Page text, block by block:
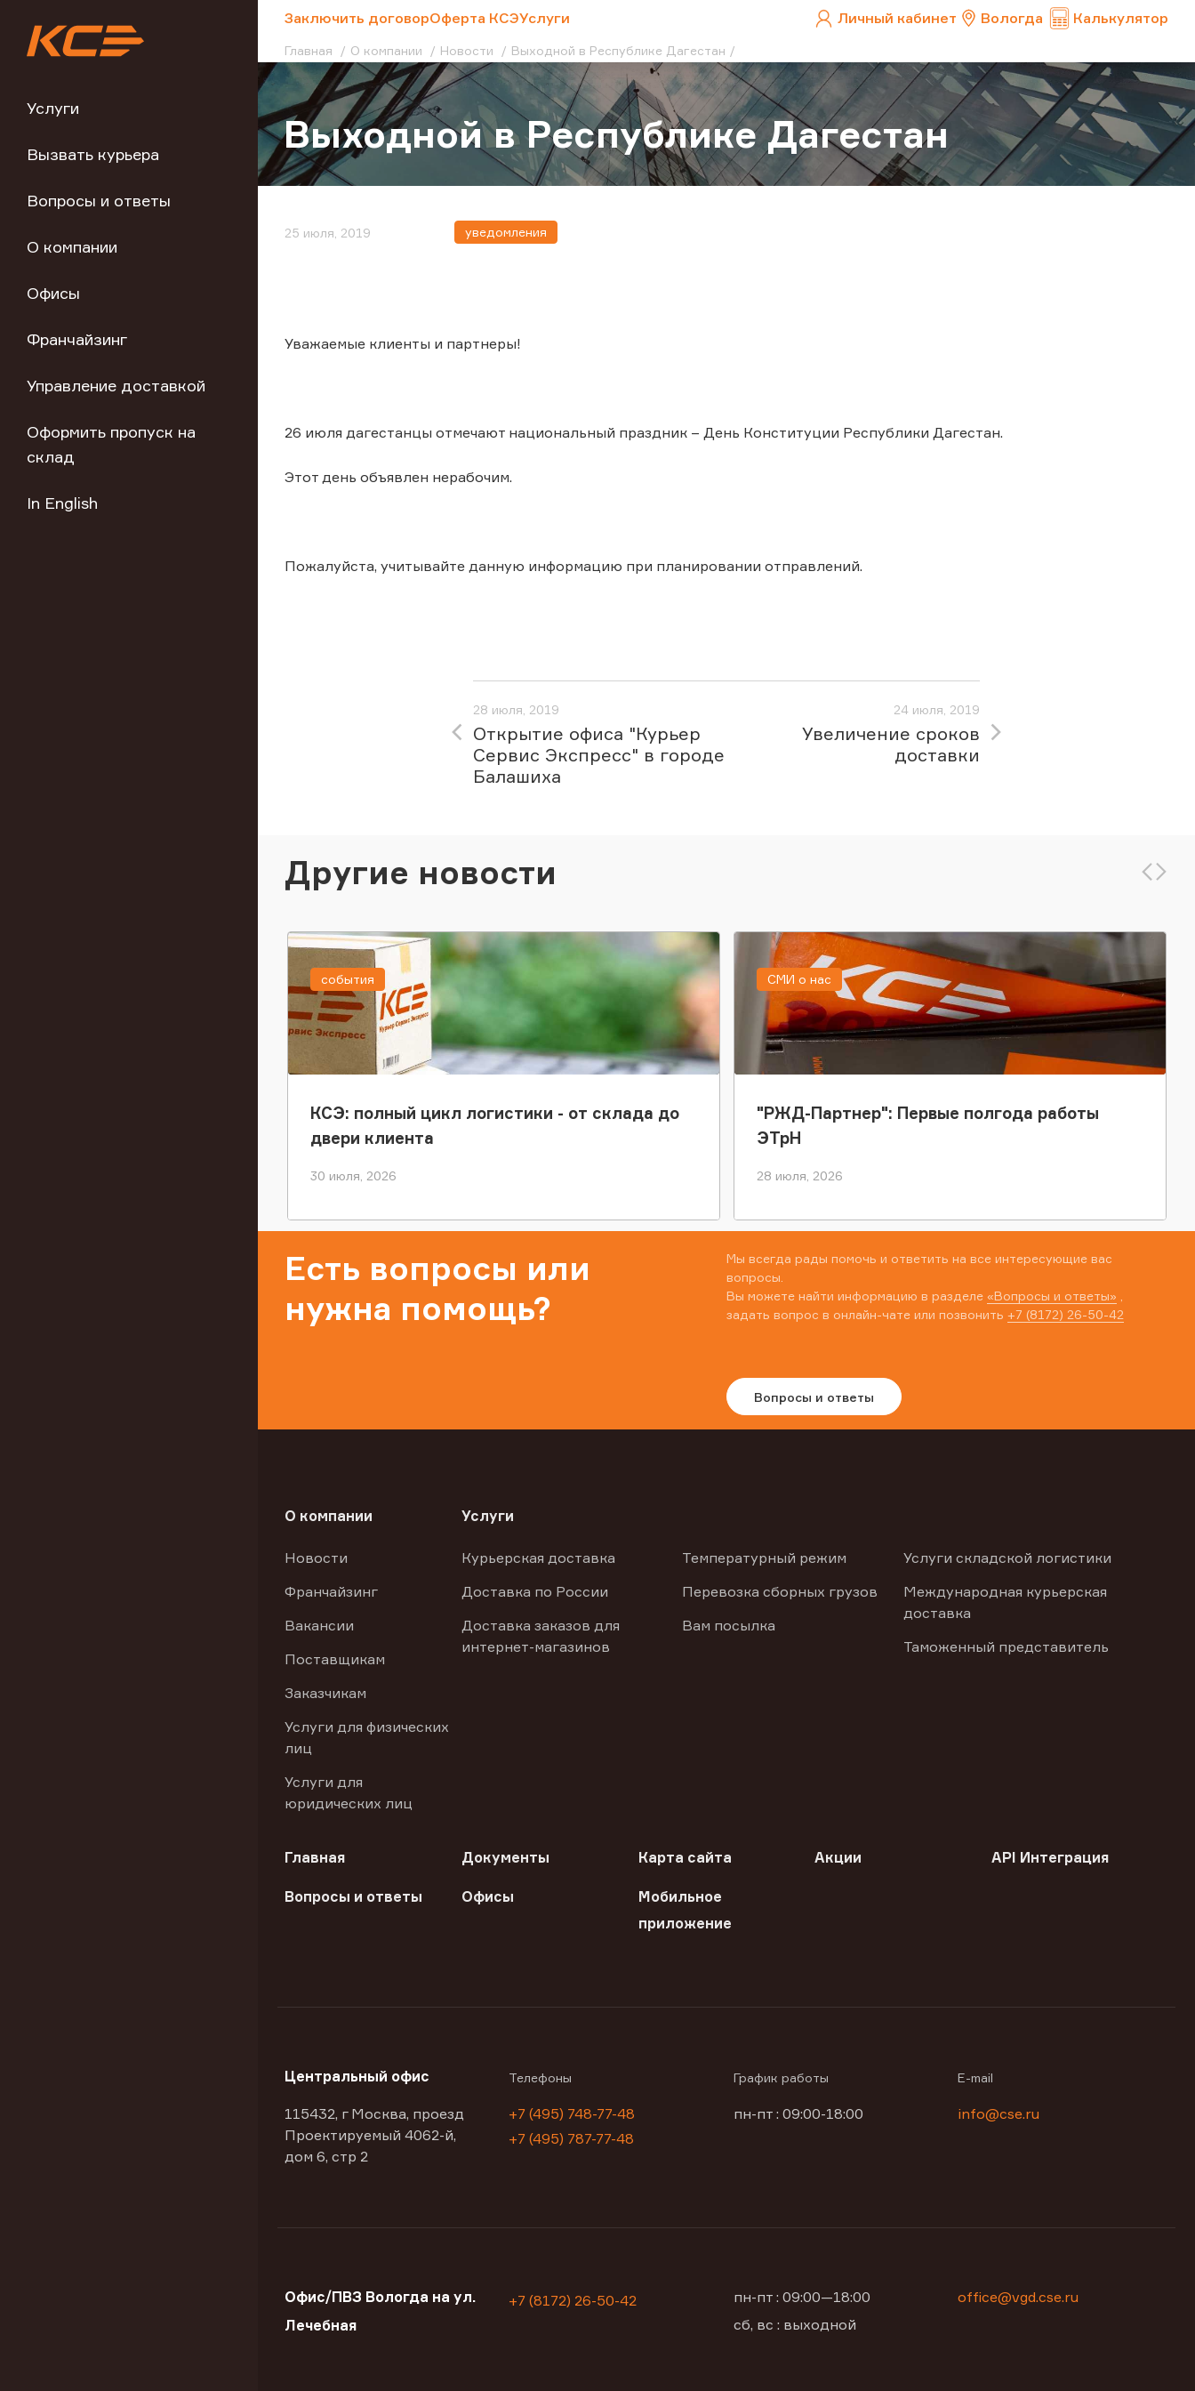
Услуги
Вызвать курьера
Вопросы и ответы
О компании
Офисы
Франчайзинг
Управление доставкой
Оформить пропуск на
склад
In English
Заключить договорОферта КСЭУслуги Личный кабинет Вологда Калькулятор
Главная О компании Новости Выходной в Республике Дагестан
Выходной в Республике Дагестан
25 июля, 2019 уведомления
Уважаемые клиенты и партнеры!
26 июля дагестанцы отмечают национальный праздник – День Конституции Республики Дагестан.
Этот день объявлен нерабочим.
Пожалуйста, учитывайте данную информацию при планировании отправлений.
28 июля, 2019
Открытие офиса "Курьер
Сервис Экспресс" в городе
Балашиха
24 июля, 2019
Увеличение сроков
доставки
Другие новости
КСЭ: полный цикл логистики - от склада до
двери клиента
30 июля, 2026
события
"РЖД-Партнер": Первые полгода работы
ЭТрН
28 июля, 2026
СМИ о нас
Есть вопросы или
нужна помощь?
Мы всегда рады помочь и ответить на все интересующие вас
вопросы.
Вы можете найти информацию в разделе «Вопросы и ответы»
задать вопрос в онлайн-чате или позвонить +7 (8172) 26-50-42
Вопросы и ответы
О компании
Новости
Франчайзинг
Вакансии
Поставщикам
Заказчикам
Услуги для физических
лиц
Услуги для
юридических лиц
Услуги
Курьерская доставка
Доставка по России
Доставка заказов для
интернет-магазинов
Температурный режим
Перевозка сборных грузов
Вам посылка
Услуги складской логистики
Международная курьерская
доставка
Таможенный представитель
Главная Документы Карта сайта Акции API Интеграция
Вопросы и ответы Офисы
Мобильное
приложение
Центральный офис
115432, г Москва, проезд
Проектируемый 4062-й,
дом 6, стр 2
Телефоны
+7 (495) 748-77-48
+7 (495) 787-77-48
График работы
пн-пт : 09:00-18:00
E-mail
info@cse.ru
Офис/ПВЗ Вологда на ул.
Лечебная
+7 (8172) 26-50-42
пн-пт : 09:00—18:00
сб, вс : выходной
office@vgd.cse.ru